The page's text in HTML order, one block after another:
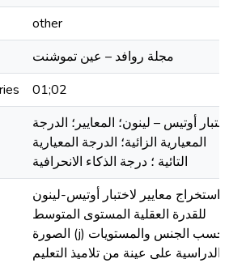
other
مجلة روافد – عين تموشنت
01;02
اختبار أوتيس – لينون؛ المعايير؛ الدرجة
المعيارية الزائية؛ الدرجة المعيارية
التائية ؛ درجة الذكاء الانحرافية
استخراج معايير لاختبار أوتيس-لينون
للقدرة العقلية المستوى المتوسط
الصورة (j) حسب الجنس والمستويات
الدراسية على عينة من تلاميذ التعليم